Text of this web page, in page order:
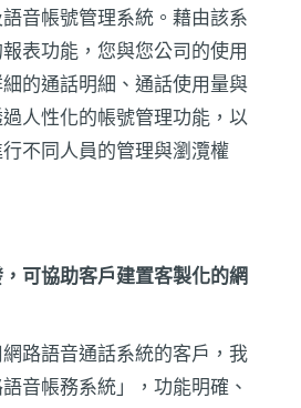
音帳號管理系統。藉由該系
表功能，您與您公司的使用
的通話明細、通話使用量與
人性化的帳號管理功能，以
不同人員的管理與瀏灠權
可協助客戶建置客製化的網
路語音通話系統的客戶，我
音帳務系統」，功能明確、